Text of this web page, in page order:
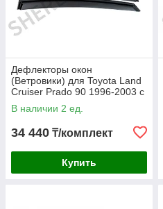
Дефлекторы окон
(Ветровики) для Toyota Land
Cruiser Prado 90 1996-2003 с
креплением OEM
В наличии 2 ед.
34 440 ₸/комплект
Купить